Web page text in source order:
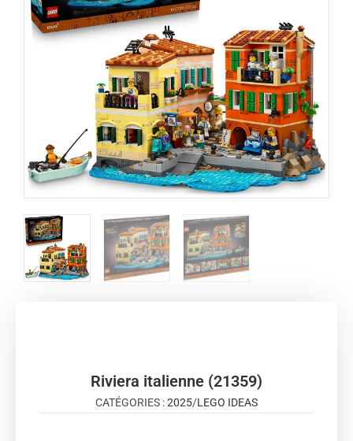
Riviera italienne (21359)
CATÉGORIES :2025/LEGO IDEAS